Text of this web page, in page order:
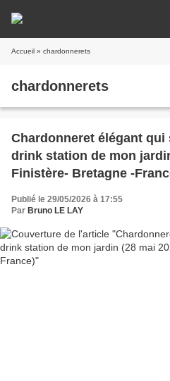
Accueil » chardonnerets
chardonnerets
Chardonneret élégant qui
drink station de mon jardin (28 mai 2026-
Finistère- Bretagne -
Publié le 29/05/2026 à 17:55
Par Bruno LE LAY